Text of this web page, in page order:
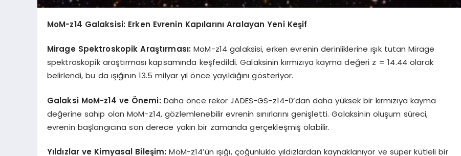
MoM-z14 Galaksisi: Erken Evrenin Kapılarını Aralayan Yeni Keşif
Mirage Spektroskopik Araştırması: MoM-z14 galaksisi, erken evrenin derinliklerine ışık tutan Mirage
spektroskopik araştırması kapsamında keşfedildi. Galaksinin kırmızıya kayma değeri z = 14.44 olarak
belirlendi, bu da ışığının 13.5 milyar yıl önce yayıldığını gösteriyor.
Galaksi MoM-z14 ve Önemi: Daha önce rekor JADES-GS-z14-0’dan daha yüksek bir kırmızıya kayma
değerine sahip olan MoM-z14, gözlemlenebilir evrenin sınırlarını genişletti. Galaksinin oluşum süreci,
evrenin başlangıcına son derece yakın bir zamanda gerçekleşmiş olabilir.
Yıldızlar ve Kimyasal Bileşim: MoM-z14’ün ışığı, çoğunlukla yıldızlardan kaynaklanıyor ve süper kütleli bir